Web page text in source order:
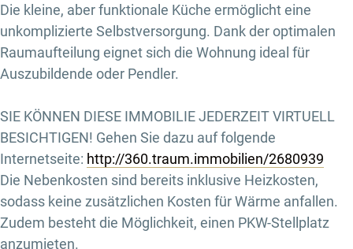
Die kleine, aber funktionale Küche ermöglicht eine
unkomplizierte Selbstversorgung. Dank der optimalen
Raumaufteilung eignet sich die Wohnung ideal für
Auszubildende oder Pendler.
SIE KÖNNEN DIESE IMMOBILIE JEDERZEIT VIRTUELL
BESICHTIGEN! Gehen Sie dazu auf folgende
Internetseite: http://360.traum.immobilien/2680939
Die Nebenkosten sind bereits inklusive Heizkosten,
sodass keine zusätzlichen Kosten für Wärme anfallen.
Zudem besteht die Möglichkeit, einen PKW-Stellplatz
anzumieten.